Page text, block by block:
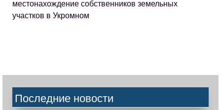
местонахождение собственников земельных
участков в Укромном
Последние новости